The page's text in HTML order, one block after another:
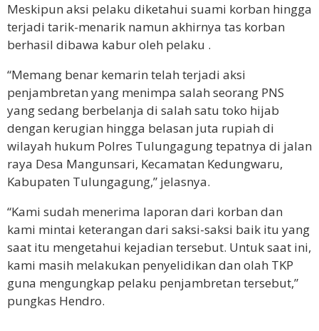
Meskipun aksi pelaku diketahui suami korban hingga
terjadi tarik-menarik namun akhirnya tas korban
berhasil dibawa kabur oleh pelaku .
“Memang benar kemarin telah terjadi aksi
penjambretan yang menimpa salah seorang PNS
yang sedang berbelanja di salah satu toko hijab
dengan kerugian hingga belasan juta rupiah di
wilayah hukum Polres Tulungagung tepatnya di jalan
raya Desa Mangunsari, Kecamatan Kedungwaru,
Kabupaten Tulungagung,” jelasnya.
“Kami sudah menerima laporan dari korban dan
kami mintai keterangan dari saksi-saksi baik itu yang
saat itu mengetahui kejadian tersebut. Untuk saat ini,
kami masih melakukan penyelidikan dan olah TKP
guna mengungkap pelaku penjambretan tersebut,”
pungkas Hendro.